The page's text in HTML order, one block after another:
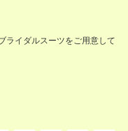
ライダルスーツをご用意して